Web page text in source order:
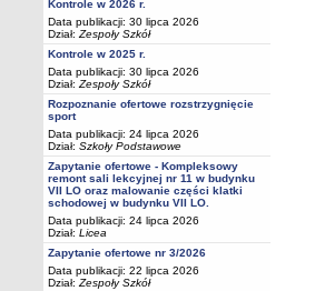
Kontrole w 2026 r.
Data publikacji: 30 lipca 2026
Dział: Zespoły Szkół
Kontrole w 2025 r.
Data publikacji: 30 lipca 2026
Dział: Zespoły Szkół
Rozpoznanie ofertowe rozstrzygnięcie
sport
Data publikacji: 24 lipca 2026
Dział: Szkoły Podstawowe
Zapytanie ofertowe - Kompleksowy
remont sali lekcyjnej nr 11 w budynku
VII LO oraz malowanie części klatki
schodowej w budynku VII LO.
Data publikacji: 24 lipca 2026
Dział: Licea
Zapytanie ofertowe nr 3/2026
Data publikacji: 22 lipca 2026
Dział: Zespoły Szkół